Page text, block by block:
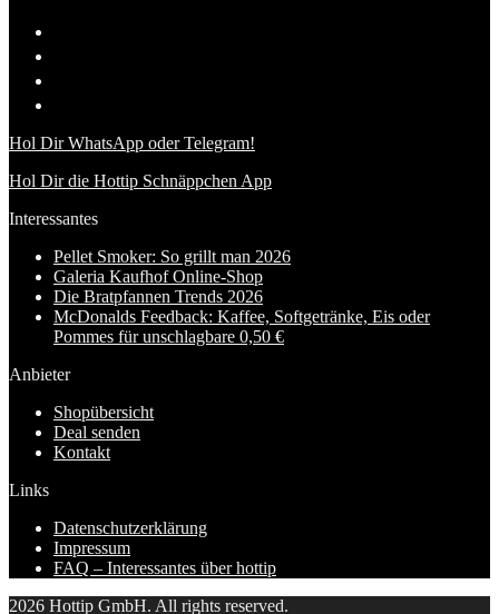
Hol Dir WhatsApp oder Telegram!
Hol Dir die Hottip Schnäppchen App
Interessantes
Pellet Smoker: So grillt man 2026
Galeria Kaufhof Online-Shop
Die Bratpfannen Trends 2026
McDonalds Feedback: Kaffee, Softgetränke, Eis oder
Pommes für unschlagbare 0,50 €
Anbieter
Shopübersicht
Deal senden
Kontakt
Links
Datenschutzerklärung
Impressum
FAQ – Interessantes über hottip
2026 Hottip GmbH. All rights reserved.